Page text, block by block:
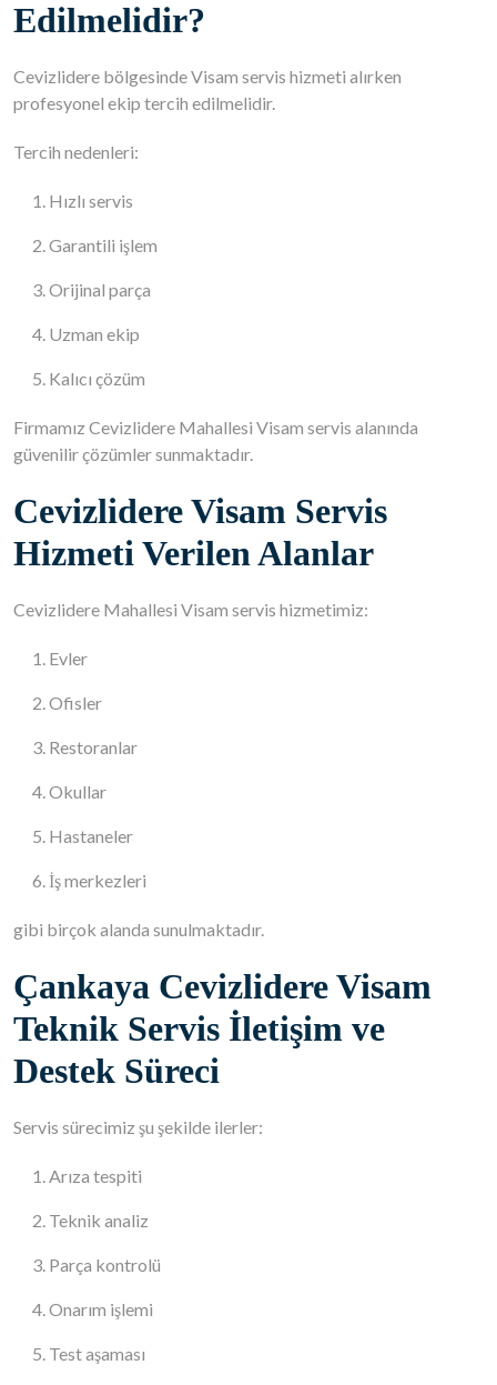
Edilmelidir?
Cevizlidere bölgesinde Visam servis hizmeti alırken
profesyonel ekip tercih edilmelidir.
Tercih nedenleri:
Hızlı servis
Garantili işlem
Orijinal parça
Uzman ekip
Kalıcı çözüm
Firmamız Cevizlidere Mahallesi Visam servis alanında
güvenilir çözümler sunmaktadır.
Cevizlidere Visam Servis
Hizmeti Verilen Alanlar
Cevizlidere Mahallesi Visam servis hizmetimiz:
Evler
Ofisler
Restoranlar
Okullar
Hastaneler
İş merkezleri
gibi birçok alanda sunulmaktadır.
Çankaya Cevizlidere Visam
Teknik Servis İletişim ve
Destek Süreci
Servis sürecimiz şu şekilde ilerler:
Arıza tespiti
Teknik analiz
Parça kontrolü
Onarım işlemi
Test aşaması